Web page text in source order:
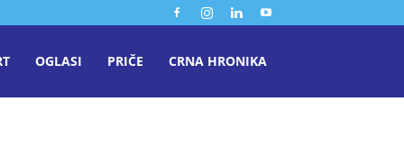
OGLASI PRIČE CRNA HRONIKA